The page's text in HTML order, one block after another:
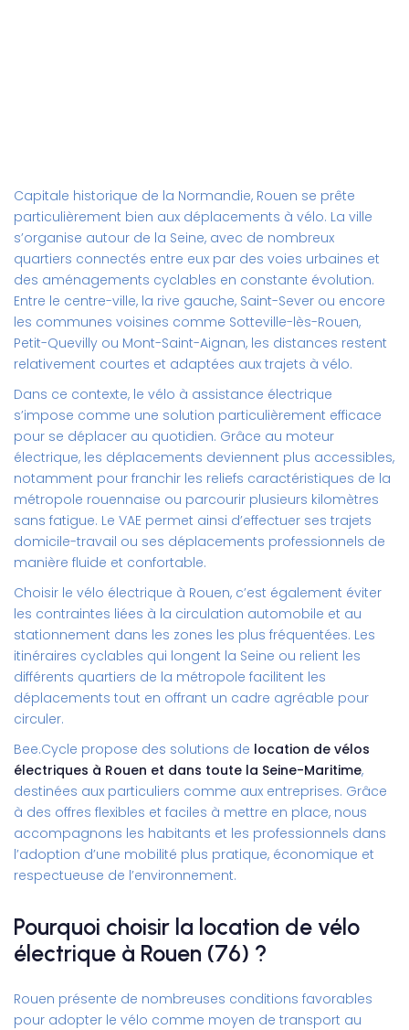
Capitale historique de la Normandie, Rouen se prête
particulièrement bien aux déplacements à vélo. La ville
s’organise autour de la Seine, avec de nombreux
quartiers connectés entre eux par des voies urbaines et
des aménagements cyclables en constante évolution.
Entre le centre-ville, la rive gauche, Saint-Sever ou encore
les communes voisines comme Sotteville-lès-Rouen,
Petit-Quevilly ou Mont-Saint-Aignan, les distances restent
relativement courtes et adaptées aux trajets à vélo.
Dans ce contexte, le vélo à assistance électrique
s’impose comme une solution particulièrement efficace
pour se déplacer au quotidien. Grâce au moteur
électrique, les déplacements deviennent plus accessibles,
notamment pour franchir les reliefs caractéristiques de la
métropole rouennaise ou parcourir plusieurs kilomètres
sans fatigue. Le VAE permet ainsi d’effectuer ses trajets
domicile-travail ou ses déplacements professionnels de
manière fluide et confortable.
Choisir le vélo électrique à Rouen, c’est également éviter
les contraintes liées à la circulation automobile et au
stationnement dans les zones les plus fréquentées. Les
itinéraires cyclables qui longent la Seine ou relient les
différents quartiers de la métropole facilitent les
déplacements tout en offrant un cadre agréable pour
circuler.
Bee.Cycle propose des solutions de location de vélos
électriques à Rouen et dans toute la Seine-Maritime,
destinées aux particuliers comme aux entreprises. Grâce
à des offres flexibles et faciles à mettre en place, nous
accompagnons les habitants et les professionnels dans
l’adoption d’une mobilité plus pratique, économique et
respectueuse de l’environnement.
Pourquoi choisir la location de vélo
électrique à Rouen (76) ?
Rouen présente de nombreuses conditions favorables
pour adopter le vélo comme moyen de transport au